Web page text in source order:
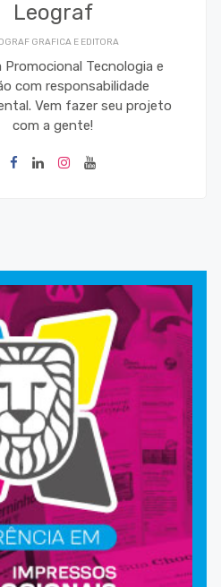
Leograf
GRAFICA E EDITORA
Promocional Tecnologia e
com responsabilidade
Vem fazer seu projeto
com a gente!